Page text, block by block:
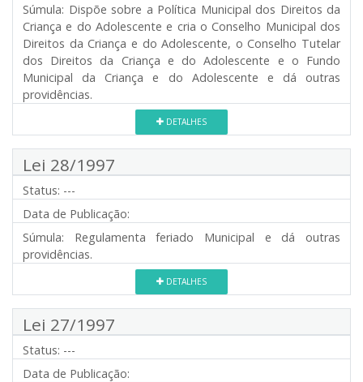
Súmula: Dispõe sobre a Política Municipal dos Direitos da
Criança e do Adolescente e cria o Conselho Municipal dos
Direitos da Criança e do Adolescente, o Conselho Tutelar
dos Direitos da Criança e do Adolescente e o Fundo
Municipal da Criança e do Adolescente e dá outras
providências.
DETALHES
Lei 28/1997
Status: ---
Data de Publicação:
Súmula: Regulamenta feriado Municipal e dá outras
providências.
DETALHES
Lei 27/1997
Status: ---
Data de Publicação: